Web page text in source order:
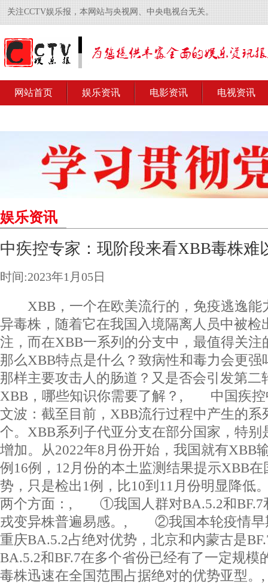
关注CCTV娱乐报，本网站与央视网、中央电视台无关。
网站首页 娱乐资讯 电影资讯 电视资讯
娱乐资讯
中疾控专家：现阶段来看XBB毒株难
时间:2023年1月05日
XBB，一个在欧美流行的，免疫逃逸能
异毒株，随着它在我国入境隔离人员中被检
注，而在XBB一系列的分支中，最值得关注
那么XBB特点是什么？致病性和毒力会更强
那样主要攻击人的肠道？又是否会引发第二
XBB，哪些知识你需要了解？, 中国疾控
文波：截至目前，XBB流行过程中产生的系
个。XBB系列子代亚分支在部分国家，特别
增加。从2022年8月份开始，我国就有XBB
例16例，12月份的本土监测结果提示XBB
势，只是检出1例，比10到11月份明显降低
两个方面：, ①我国人群对BA.5.2和BF.7
戎变异株普遍易感。, ②我国本轮疫情早
重庆BA.5.2占绝对优势，北京和内蒙古是
BA.5.2和BF.7在多个省份已经有了一定规模
毒株迅速在全国范围占据绝对的优势亚